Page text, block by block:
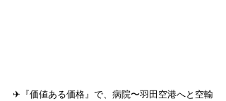
✈『価値ある価格』で、病院〜羽田空港へと空輸